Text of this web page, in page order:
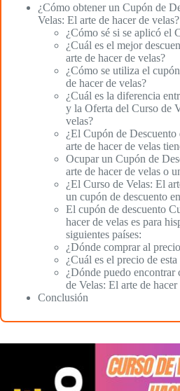
¿Cómo obtener un Cupón de
Velas: El arte de hacer de velas?
¿Cómo sé si se aplicó el
¿Cuál es el mejor
arte de hacer de velas?
¿Cómo se utiliza el
de hacer de velas?
¿Cuál es la diferencia
y la Oferta del Curso de
velas?
¿El Cupón de
arte de hacer de velas
Ocupar un Cupón de
arte de hacer de velas o
¿El Curso de Velas: El
un cupón de descuento
El cupón de descuento
hacer de velas es para
siguientes países:
¿Dónde comprar al
¿Cuál es el precio de
¿Dónde puedo encontrar
de Velas: El arte de hacer
Conclusión